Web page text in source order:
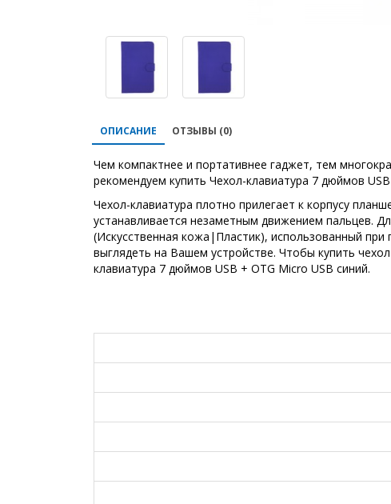
ОПИСАНИЕ ОТЗЫВЫ (0)
Чем компактнее и портативнее гаджет, тем
рекомендуем купить Чехол-клавиатура 7 дюймов
Чехол-клавиатура плотно прилегает к корпусу
устанавливается незаметным движением пальцев.
(Искусственная кожа|Пластик), использованный
выглядеть на Вашем устройстве. Чтобы купить
клавиатура 7 дюймов USB + OTG Micro USB синий.